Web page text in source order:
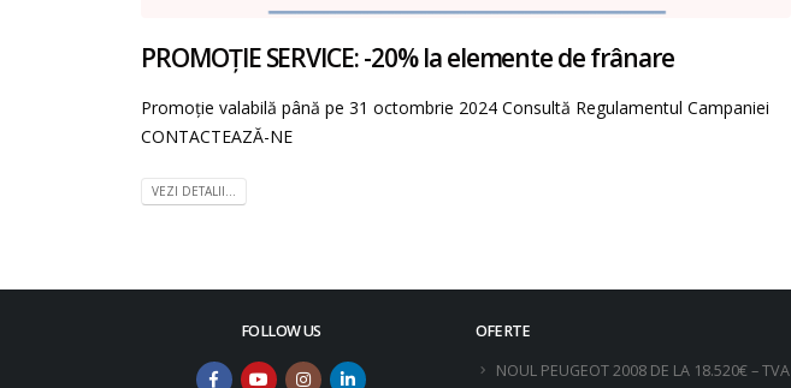
PROMOȚIE SERVICE: -20% la elemente de frânare
Promoție valabilă până pe 31 octombrie 2024 Consultă Regulamentul Campaniei
CONTACTEAZĂ-NE
VEZI DETALII...
FOLLOW US
OFERTE
NOUL PEUGEOT 2008 DE LA 18.520€ – TVA